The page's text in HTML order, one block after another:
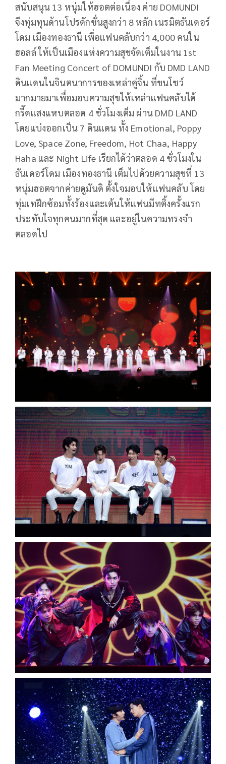
สนับสนุน 13 หนุ่มให้ฮอตต่อเนื่อง ค่าย DOMUNDI
จึงทุ่มทุนด้านโปรดักชั่นสูงกว่า 8 หลัก เนรมิตธันเดอร์
โดม เมืองทองธานี เพื่อแฟนคลับกว่า 4,000 คนใน
ฮอลล์ ให้เป็นเมืองแห่งความสุขจัดเต็มในงาน 1st
Fan Meeting Concert of DOMUNDI กับ DMD LAND
ดินแดนในจินตนาการของเหล่าคู่จิ้น ที่ขนโชว์
มากมายมาเพื่อมอบความสุขให้เหล่าแฟนคลับได้
กรี๊ดแสงแหบตลอด 4 ชั่วโมงเต็ม ผ่าน DMD LAND
โดยแบ่งออกเป็น 7 ดินแดน ทั้ง Emotional, Poppy
Love, Space Zone, Freedom, Hot Chaa, Happy
Haha และ Night Life เรียกได้ว่าตลอด 4 ชั่วโมงใน
ธันเดอร์โดม เมืองทองธานี เต็มไปด้วยความสุขที่ 13
หนุ่มฮอตจากค่ายดูมันดิ ตั้งใจมอบให้แฟนคลับ โดย
ทุ่มเทฝึกซ้อมทั้งร้องและเต้นให้แฟนมีทติ้งครั้งแรก
ประทับใจทุกคนมากที่สุด และอยู่ในความทรงจำ
ตลอดไป